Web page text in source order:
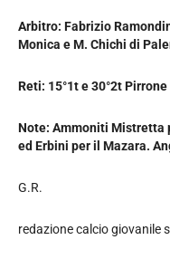
Arbitro: Fabrizio
Monica e M. Chichi di
Reti: 15°1t e 30°2t
Note: Ammoniti Mistretta
ed Erbini per il Mazara.
G.R.
redazione calcio giovanile